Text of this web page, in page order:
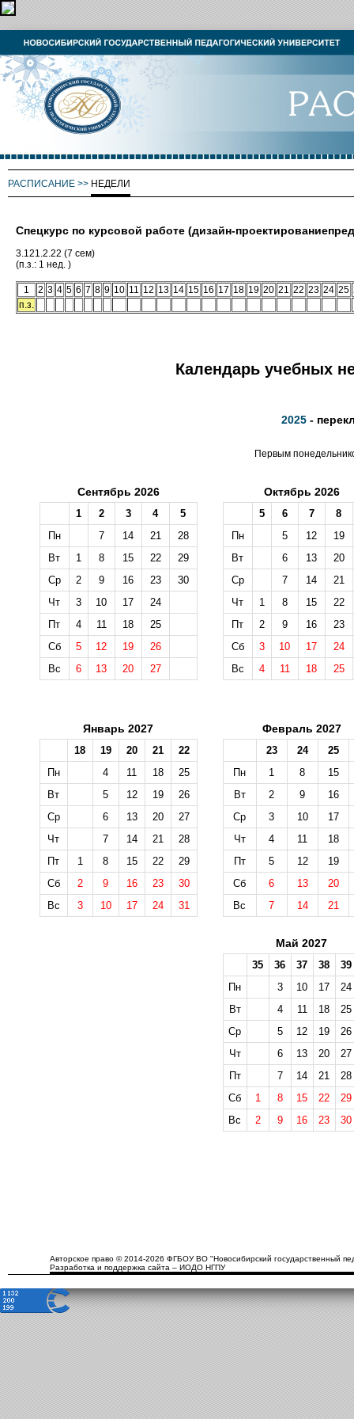
РАСПИСАНИЕ >> НЕДЕЛИ
Спецкурс по курсовой работе (дизайн-
3.121.2.22 (7 сем)
(п.з.: 1 нед. )
1 2 3 4 5 6 7 8 9 10 11 12 13 14 15 16 17 18 19 20 21 22 23 24 25
п.з.
Календарь учебных
2025 -
Первым
Сентябрь 2026
1 2 3 4
5
Пн
7 14 21
28
Вт
1 8 15 22
29
Ср
2 9 16 23
30
Чт
3 10 17
24
Пт
4 11 18
25
Сб
5 12 19
26
Вс
6 13 20 27
Октябрь 2026
5 6 7
8
Пн
5 12
19
Вт
6 13
20
Ср
7 14
21
Чт
1 8 15
22
Пт
2 9 16
23
Сб
3 10 17
24
Вс
4 11 18 25
Январь 2027
18 19 20 21
22
Пн
4 11 18
25
Вт
5 12 19
26
Ср
6 13 20
27
Чт
7 14 21
28
Пт
1 8 15 22
29
Сб
2 9 16 23
30
Вс
3 10 17 24 31
Февраль 2027
23 24
25
Пн
1 8
15
Вт
2 9
16
Ср
3 10
17
Чт
4 11
18
Пт
5 12
19
Сб
6 13
20
Вс
7 14 21
Май 2027
35 36 37 38
39
Пн
3 10 17
24
Вт
4 11 18
25
Ср
5 12 19
26
Чт
6 13 20
27
Пт
7 14 21
28
Сб
1 8 15 22
29
Вс
2 9 16 23 30
Авторское право © 2014-2026 ФГБОУ ВО "Новосибирский государственный
Разработка и поддержка сайта – ИОДО НГПУ